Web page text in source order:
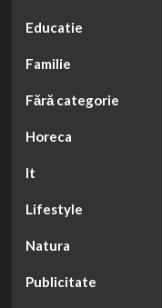
Educatie
Familie
Fără categorie
Horeca
It
Lifestyle
Natura
Publicitate